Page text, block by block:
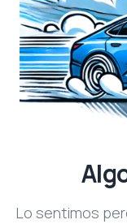
Lo sentimos